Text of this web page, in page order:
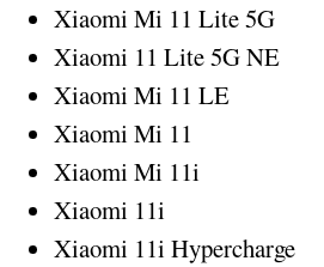
Xiaomi Mi 11 Lite 5G
Xiaomi 11 Lite 5G NE
Xiaomi Mi 11 LE
Xiaomi Mi 11
Xiaomi Mi 11i
Xiaomi 11i
Xiaomi 11i Hypercharge